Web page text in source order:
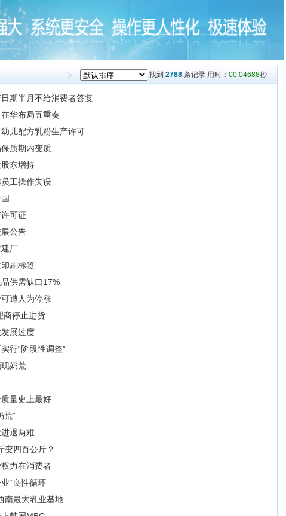
找到 2788条记录 用时： 00.04688秒
期半月不给消费者答复
华布局五重奏
儿配方乳粉生产许可
质期内变质
东增持
工操作失误
可证
公告
厂
刷标签
供需缺口17%
遭人为停涨
商停止进货
展过度
行“阶段性调整”
奶荒
量史上最好
荒”
退两难
变四百公斤？
力在消费者
“良性循环”
南最大乳业基地